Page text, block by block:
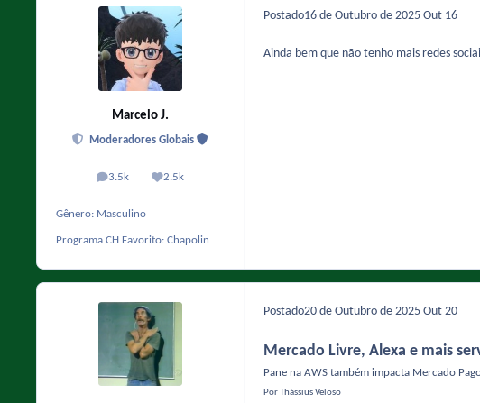
Marcelo J.
Moderadores Globais
3.5k
posts 2.5k
Reputação
Gênero: Masculino
Programa CH Favorito: Chapolin
Postado16 de Outubro de 2025 Out 16
Ainda bem que não tenho mais redes
Postado20 de Outubro de 2025 Out 20
Mercado Livre, Alexa e mais
Pane na AWS também impacta Mercado
Por Thássius Veloso